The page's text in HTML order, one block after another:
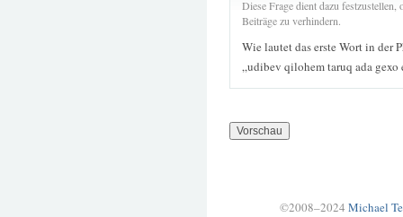
Diese Frage dient dazu
Beiträge zu verhindern.
Wie lautet das erste Wort in der
„udibev qilohem taruq ada
©2008–2024 Michael